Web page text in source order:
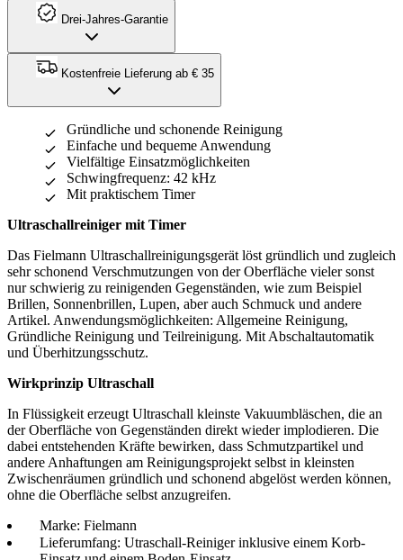
Drei-Jahres-Garantie
Kostenfreie Lieferung ab € 35
Gründliche und schonende Reinigung
Einfache und bequeme Anwendung
Vielfältige Einsatzmöglichkeiten
Schwingfrequenz: 42 kHz
Mit praktischem Timer
Ultraschallreiniger mit Timer
Das Fielmann Ultraschallreinigungsgerät löst gründlich und zugleich
sehr schonend Verschmutzungen von der Oberfläche vieler sonst
nur schwierig zu reinigenden Gegenständen, wie zum Beispiel
Brillen, Sonnenbrillen, Lupen, aber auch Schmuck und andere
Artikel. Anwendungsmöglichkeiten: Allgemeine Reinigung,
Gründliche Reinigung und Teilreinigung. Mit Abschaltautomatik
und Überhitzungsschutz.
Wirkprinzip Ultraschall
In Flüssigkeit erzeugt Ultraschall kleinste Vakuumbläschen, die an
der Oberfläche von Gegenständen direkt wieder implodieren. Die
dabei entstehenden Kräfte bewirken, dass Schmutzpartikel und
andere Anhaftungen am Reinigungsprojekt selbst in kleinsten
Zwischenräumen gründlich und schonend abgelöst werden können,
ohne die Oberfläche selbst anzugreifen.
Marke: Fielmann
Lieferumfang: Utraschall-Reiniger inklusive einem Korb-